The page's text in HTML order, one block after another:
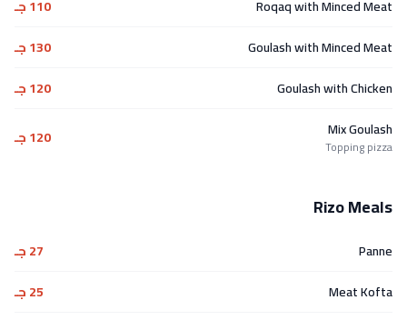
Roqaq with Minced Meat
110 جـ
Goulash with Minced Meat
130 جـ
Goulash with Chicken
120 جـ
Mix Goulash
Topping pizza 120 جـ
Rizo Meals
Panne
27 جـ
Meat Kofta
25 جـ